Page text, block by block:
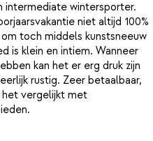
intermediate wintersporter.
niet altijd 100%
toch middels kunstsneeuw
is klein en intiem. Wanneer
kan het er erg druk zijn
rustig. Zeer betaalbaar,
het vergelijkt met